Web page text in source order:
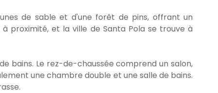
de sable et d'une forêt de pins, offrant un
proximité, et la ville de Santa Pola se trouve à
bains. Le rez-de-chaussée comprend un salon,
une chambre double et une salle de bains.